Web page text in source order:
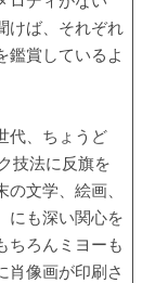
けば、それぞれ
鑑賞しているよ
代、ちょうど
技法に反旗を
文学、絵画、
にも深い関心を
ちろんミヨーも
肖像画が印刷さ